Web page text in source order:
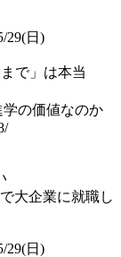
29(日)
で」は本当
の価値なのか
大企業に就職し
29(日)